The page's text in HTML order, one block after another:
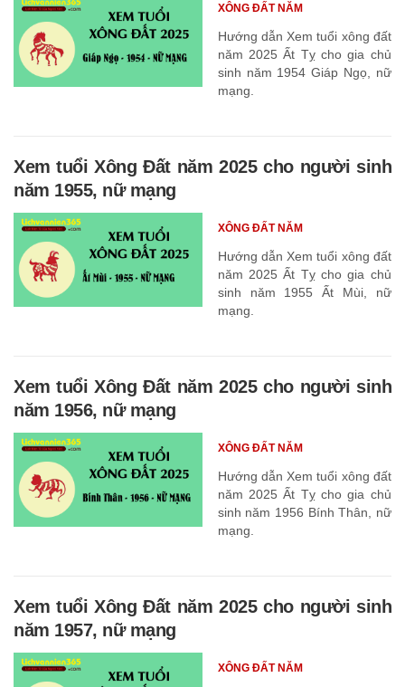
Hướng dẫn Xem tuổi xông đất
năm 2025 Ất Tỵ cho gia chủ
sinh năm 1954 Giáp Ngọ, nữ
mạng.
XÔNG ĐẤT NĂM
Xem tuổi Xông Đất năm 2025 cho người sinh
năm 1955, nữ mạng
Hướng dẫn Xem tuổi xông đất
năm 2025 Ất Tỵ cho gia chủ
sinh năm 1955 Ất Mùi, nữ
mạng.
XÔNG ĐẤT NĂM
Xem tuổi Xông Đất năm 2025 cho người sinh
năm 1956, nữ mạng
Hướng dẫn Xem tuổi xông đất
năm 2025 Ất Tỵ cho gia chủ
sinh năm 1956 Bính Thân, nữ
mạng.
XÔNG ĐẤT NĂM
Xem tuổi Xông Đất năm 2025 cho người sinh
năm 1957, nữ mạng
XÔNG ĐẤT NĂM